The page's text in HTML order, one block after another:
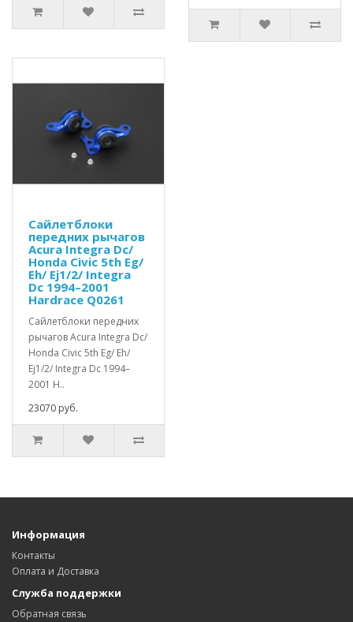
Сайлетблоки
передних рычагов
Acura Integra Dc/
Honda Civic 5th Eg/
Eh/ Ej1/2/ Integra
Dc 1994–2001
Hardrace Q0261
Сайлетблоки передних
рычагов Acura Integra Dc/
Honda Civic 5th Eg/ Eh/
Ej1/2/ Integra Dc 1994–
2001 H..
23070 руб.
Информация
Контакты
Оплата и Доставка
Служба поддержки
Обратная связь